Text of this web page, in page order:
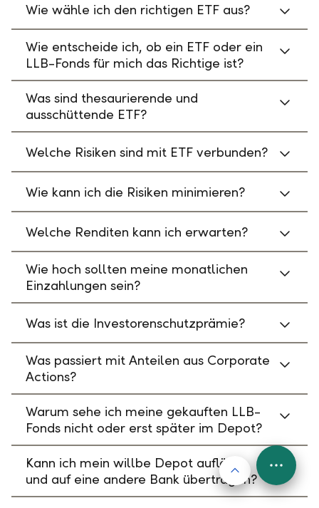
Wie wähle ich den richtigen ETF aus?
Wie entscheide ich, ob ein ETF oder ein
LLB-Fonds für mich das Richtige ist?
Was sind thesaurierende und
ausschüttende ETF?
Welche Risiken sind mit ETF verbunden?
Wie kann ich die Risiken minimieren?
Welche Renditen kann ich erwarten?
Wie hoch sollten meine monatlichen
Einzahlungen sein?
Was ist die Investorenschutzprämie?
Was passiert mit Anteilen aus Corporate
Actions?
Warum sehe ich meine gekauften LLB-
Fonds nicht oder erst später im Depot?
Kann ich mein willbe Depot auflösen
und auf eine andere Bank übertragen?
Nach oben
FAB
Menu